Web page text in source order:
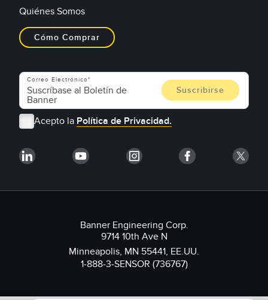
Quiénes Somos
Cómo Comprar
Correo Electrónico
Acepto la Política de Privacidad.
Banner Engineering Corp.
9714 10th Ave N
Minneapolis, MN 55441, EE.UU.
1-888-3-SENSOR (736767)